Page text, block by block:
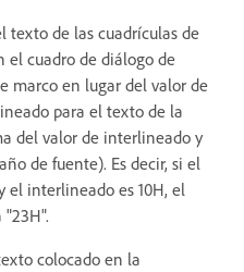
de las cuadrículas de
el cuadro de diálogo de
marco en lugar del valor de
para el texto de la
del valor de interlineado y
de fuente). Es decir, si el
el interlineado es 10H, el
colocado en la